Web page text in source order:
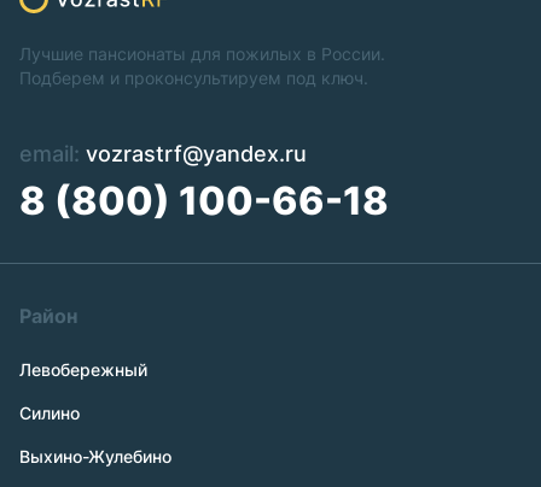
Лучшие пансионаты для пожилых в России.
Подберем и проконсультируем под ключ.
email: vozrastrf@yandex.ru
8 (800) 100-66-18
Район
Левобережный
Силино
Выхино-Жулебино